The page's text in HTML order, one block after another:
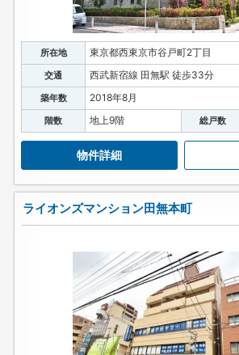
所在地 東京都西東京市谷戸町2丁目
交通 西武新宿線 田無駅 徒歩33分
築年数 2018年8月
階数 地上9階 総戸数
物件詳細
ライオンズマンション田無本町